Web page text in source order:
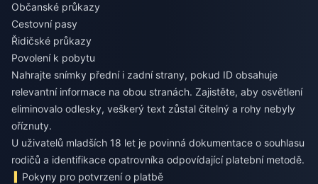
Občanské průkazy
Cestovní pasy
Řidičské průkazy
Povolení k pobytu
Nahrajte snímky přední i zadní strany, pokud ID obsahuje
relevantní informace na obou stranách. Zajistěte, aby osvětlení
eliminovalo odlesky, veškerý text zůstal čitelný a rohy nebyly
oříznuty.
U uživatelů mladších 18 let je povinná dokumentace o souhlasu
rodičů a identifikace opatrovníka odpovídající platební metodě.
Pokyny pro potvrzení o platbě